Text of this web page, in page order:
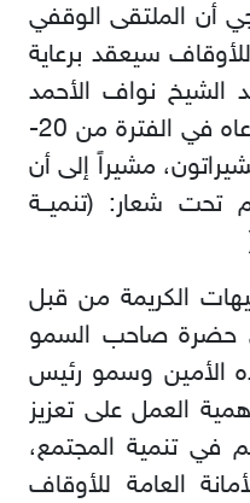
أن الملتقى الوقفي
سيعقد برعاية
نواف الأحمد
الجابر الصباح حفظه الله ورعاه في الفترة من 20-
مشيراً إلى أن
تحت شعار: (تنميــة
الكريمة من قبل
حضرة صاحب السمو
الأمين وسمو رئيس
العمل على تعزيز
في تنمية المجتمع،
العامة للأوقاف